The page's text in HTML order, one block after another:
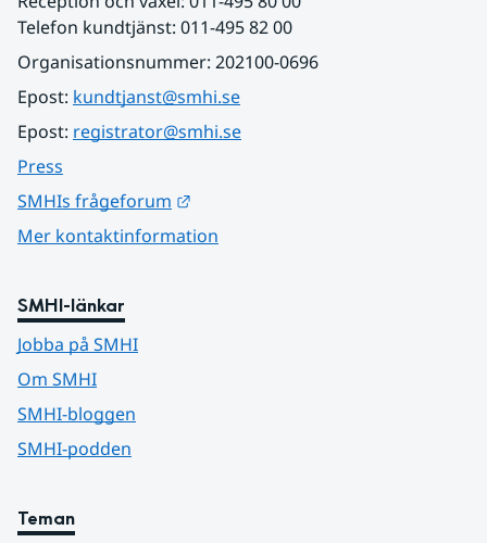
Telefon kundtjänst: 011-495 82 00
Organisationsnummer: 202100-0696
Epost: kundtjanst@smhi.se
Epost: registrator@smhi.se
Press
SMHIs frågeforum
Mer kontaktinformation
SMHI-länkar
Jobba på SMHI
Om SMHI
SMHI-bloggen
SMHI-podden
Teman